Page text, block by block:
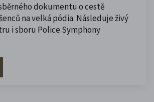
dokumentu o cestě
na velká pódia. Následuje živý
i sboru Police Symphony